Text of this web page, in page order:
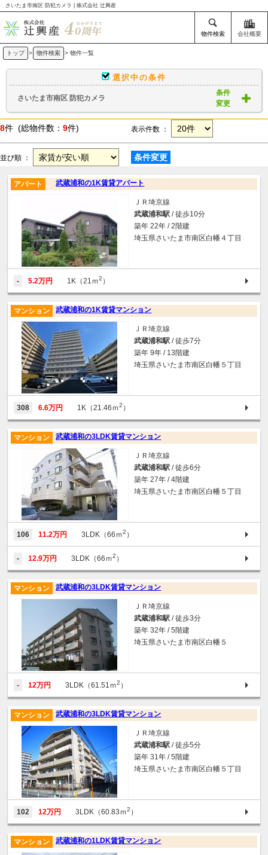
さいたま市南区 防犯カメラ | 株式会社 辻興産
物件検索 会社概要
トップ > 物件検索 > 物件一覧
選択中の条件
さいたま市南区 防犯カメラ
条件
変更
8件 (総物件数： 9件) 表示件数 ：
並び順 ： 条件変更
武蔵浦和の1K賃貸アパート
アパート
ＪＲ埼京線
武蔵浦和駅 / 徒歩10分
築年 22年 / 2階建
埼玉県さいたま市南区白幡４丁目
- 5.2万円 1K（21ｍ2 ）
武蔵浦和の1K賃貸マンション
マンション
ＪＲ埼京線
武蔵浦和駅 / 徒歩7分
築年 9年 / 13階建
埼玉県さいたま市南区白幡５丁目
308 6.6万円 1K（21.46ｍ2 ）
武蔵浦和の3LDK賃貸マンション
マンション
ＪＲ埼京線
武蔵浦和駅 / 徒歩6分
築年 27年 / 4階建
埼玉県さいたま市南区白幡５丁目
106 11.2万円 3LDK（66ｍ2 ）
- 12.9万円 3LDK（66ｍ2 ）
武蔵浦和の3LDK賃貸マンション
マンション
ＪＲ埼京線
武蔵浦和駅 / 徒歩3分
築年 32年 / 5階建
埼玉県さいたま市南区白幡５
- 12万円 3LDK（61.51ｍ2 ）
武蔵浦和の3LDK賃貸マンション
マンション
ＪＲ埼京線
武蔵浦和駅 / 徒歩5分
築年 31年 / 5階建
埼玉県さいたま市南区白幡５丁目
102 12万円 3LDK（60.83ｍ2 ）
武蔵浦和の1LDK賃貸マンション
マンション